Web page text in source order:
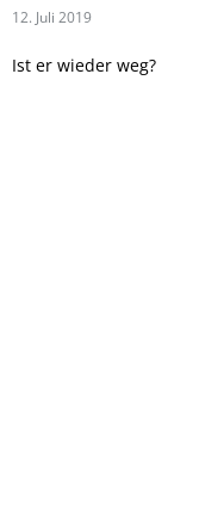
12. Juli 2019
Ist er wieder weg?